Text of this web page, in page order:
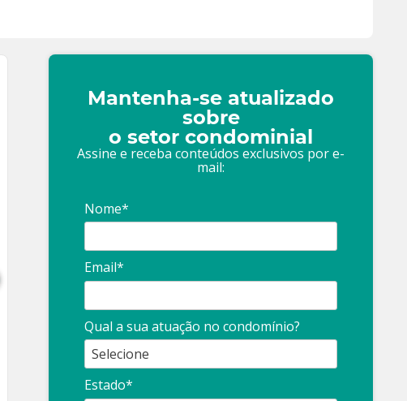
PCMSO: O que é?
profissional:
cuidado com as
propagandas
Mantenha-se atualizado
sobre
o setor condominial
Assine e receba conteúdos exclusivos por e-
mail:
Nome*
Email*
Qual a sua atuação no condomínio?
Estado*